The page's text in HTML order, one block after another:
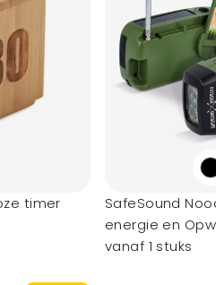
timer
SafeSound
energie en
vanaf 1 stuks